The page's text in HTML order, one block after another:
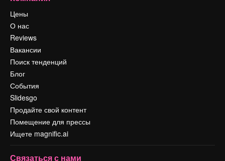
Цены
О нас
Reviews
Вакансии
Поиск тенденций
Блог
События
Slidesgo
Продайте свой контент
Помещение для прессы
Ищете magnific.ai
Связаться с нами